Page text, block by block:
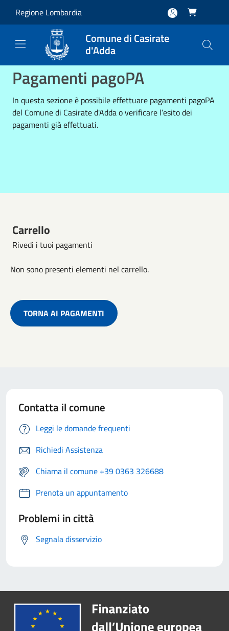
Regione Lombardia 
Comune di Casirate
d'Adda
Pagamenti pagoPA
In questa sezione è possibile effettuare pagamenti pagoPA
del Comune di Casirate d'Adda o verificare l’esito dei
pagamenti già effettuati.
Carrello
Rivedi i tuoi pagamenti
Non sono presenti elementi nel carrello.
TORNA AI PAGAMENTI
Contatta il comune
Leggi le domande frequenti
Richiedi Assistenza
Chiama il comune +39 0363 326688
Prenota un appuntamento
Problemi in città
Segnala disservizio